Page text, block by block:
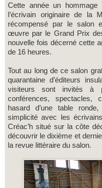
Cette année un
l’écrivain originaire de la
récompensé par le salon
œuvre par le Grand Prix
nouvelle fois décerné cette
de 16 heures.
Tout au long de ce salon
quarantaine d’éditeurs
visiteurs sont invités à
conférences, spectacles,
hasard d’une table
simplicité avec les
Créac’h situé sur la côte
découvrir le dixième et
la revue littéraire du salon.